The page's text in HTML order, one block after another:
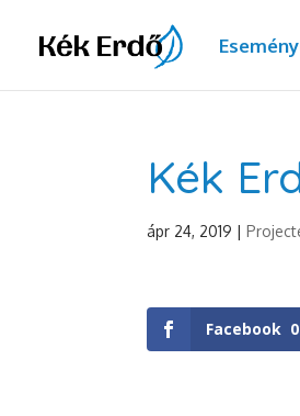
Kék
ápr 24, 2019 |
Facebook 0